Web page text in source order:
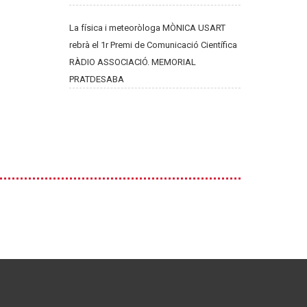
La física i meteoròloga MÒNICA USART
rebrà el 1r Premi de Comunicació Científica
RÀDIO ASSOCIACIÓ. MEMORIAL
PRATDESABA